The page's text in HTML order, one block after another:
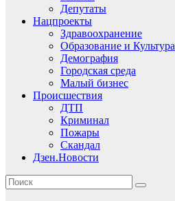
Депутаты
Нацпроекты
Здравоохранение
Образование и Культура
Демография
Городская среда
Малый бизнес
Происшествия
ДТП
Криминал
Пожары
Скандал
Дзен.Новости